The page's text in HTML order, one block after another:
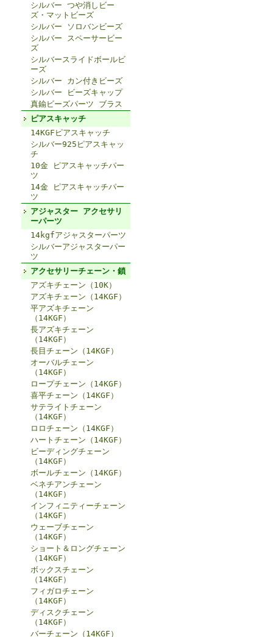
シルバー つや消しビー
ズ・マットビーズ
シルバー ソロバンビーズ
シルバー スペーサービー
ズ
シルバースライドボールビ
ーズ
シルバー カン付きビーズ
シルバー ビーズキャップ
真鍮ビーズパーツ ブラス
ピアスキャッチ
14KGFピアスキャッチ
シルバー925ピアスキャッ
チ
10金 ピアスキャッチパー
ツ
14金 ピアスキャッチパー
ツ
アジャスター アクセサリ
ーパーツ
14kgfアジャスターパーツ
シルバーアジャスターパー
ツ
アクセサリーチェーン・鎖
アズキチェーン（10K）
アズキチェーン（14KGF）
平アズキチェーン
（14KGF）
長アズキチェーン
（14KGF）
長目チェーン（14KGF）
オーバルチェーン
（14KGF）
ロープチェーン（14KGF）
喜平チェーン（14KGF）
サテライトチェーン
（14KGF）
ロロチェーン（14KGF）
ハートチェーン（14KGF）
ビーディングチェーン
（14KGF）
ボールチェーン（14KGF）
ベネチアンチェーン
（14KGF）
インフィニティーチェーン
（14KGF）
ウェーブチェーン
（14KGF）
ショート＆ロングチェーン
（14KGF）
ボックスチェーン
（14KGF）
フィガロチェーン
（14KGF）
ディスクチェーン
（14KGF）
バーチェーン（14KGF）